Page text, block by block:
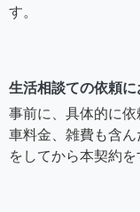
す。
生活相談ての依頼に
事前に、具体的に
車料金、雑費も含
をしてから本契約を